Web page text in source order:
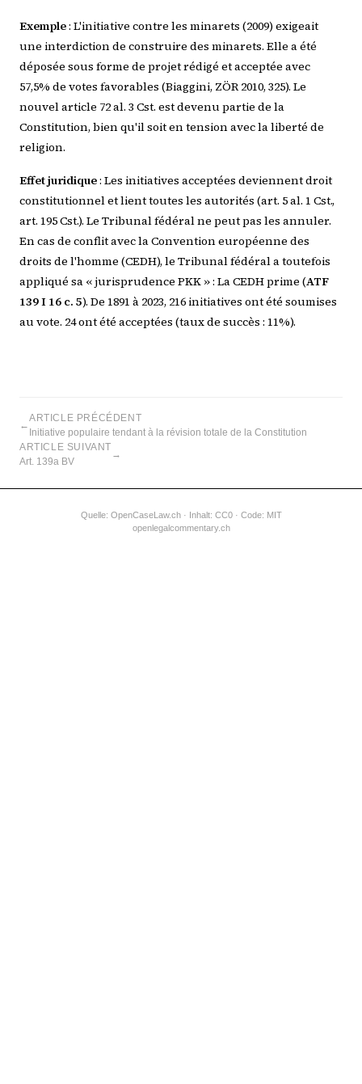
Exemple: L'initiative contre les minarets (2009) exigeait
une interdiction de construire des minarets. Elle a été
déposée sous forme de projet rédigé et acceptée avec
57,5% de votes favorables (Biaggini, ZÖR 2010, 325). Le
nouvel article 72 al. 3 Cst. est devenu partie de la
Constitution, bien qu'il soit en tension avec la liberté de
religion.
Effet juridique: Les initiatives acceptées deviennent droit
constitutionnel et lient toutes les autorités (art. 5 al. 1 Cst.,
art. 195 Cst.). Le Tribunal fédéral ne peut pas les annuler.
En cas de conflit avec la Convention européenne des
droits de l'homme (CEDH), le Tribunal fédéral a toutefois
appliqué sa « jurisprudence PKK » : La CEDH prime (ATF
139 I 16 c. 5). De 1891 à 2023, 216 initiatives ont été soumises
au vote. 24 ont été acceptées (taux de succès : 11%).
←
ARTICLE PRÉCÉDENT
Initiative populaire tendant à la révision totale de la Constitution
ARTICLE SUIVANT
Art. 139a BV
→
Quelle: OpenCaseLaw.ch· Inhalt: CC0 · Code: MIT
openlegalcommentary.ch